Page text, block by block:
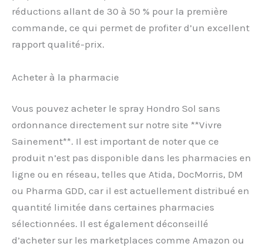
réductions allant de 30 à 50 % pour la première
commande, ce qui permet de profiter d’un excellent
rapport qualité-prix.
Acheter à la pharmacie
Vous pouvez acheter le spray Hondro Sol sans
ordonnance directement sur notre site **Vivre
Sainement**. Il est important de noter que ce
produit n’est pas disponible dans les pharmacies en
ligne ou en réseau, telles que Atida, DocMorris, DM
ou Pharma GDD, car il est actuellement distribué en
quantité limitée dans certaines pharmacies
sélectionnées. Il est également déconseillé
d’acheter sur les marketplaces comme Amazon ou